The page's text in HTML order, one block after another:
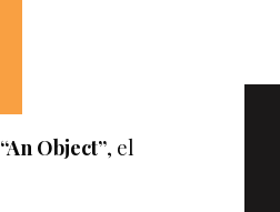
“An Object”, el